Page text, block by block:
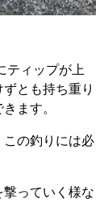
ティップが上
とも持ち重り
ます。
の釣りには必
っていく様な